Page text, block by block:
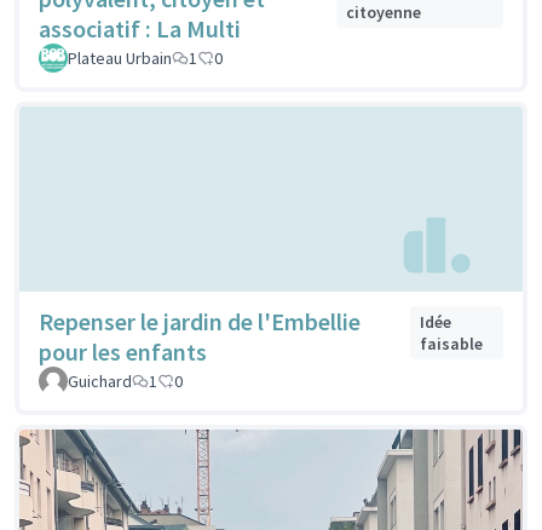
associatif : La Multi
citoyenne
Plateau Urbain 1 0
Repenser le jardin de l'Embellie
pour les enfants
Idée
faisable
Guichard
1 0